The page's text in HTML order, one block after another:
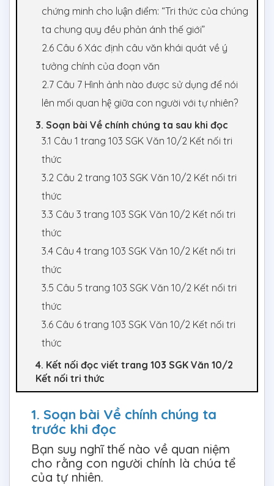
chứng minh cho luận điểm: “Tri thức của chúng
ta chung quy đều phản ánh thế giới”
2.6 Câu 6 Xác định câu văn khái quát về ý
tưởng chính của đoạn văn
2.7 Câu 7 Hình ảnh nào được sử dụng để nói
lên mối quan hệ giữa con người với tự nhiên?
3. Soạn bài Về chính chúng ta sau khi đọc
3.1 Câu 1 trang 103 SGK Văn 10/2 Kết nối tri
thức
3.2 Câu 2 trang 103 SGK Văn 10/2 Kết nối tri
thức
3.3 Câu 3 trang 103 SGK Văn 10/2 Kết nối tri
thức
3.4 Câu 4 trang 103 SGK Văn 10/2 Kết nối tri
thức
3.5 Câu 5 trang 103 SGK Văn 10/2 Kết nối tri
thức
3.6 Câu 6 trang 103 SGK Văn 10/2 Kết nối tri
thức
4. Kết nối đọc viết trang 103 SGK Văn 10/2
Kết nối tri thức
1. Soạn bài Về chính chúng ta
trước khi đọc
Bạn suy nghĩ thế nào về quan niệm
cho rằng con người chính là chúa tể
của tự nhiên.